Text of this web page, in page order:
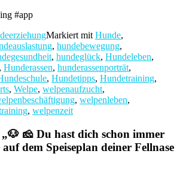
#app
Markiert mit Hunde,
, hundebewegung,
, hundeglück, Hundeleben,
, Hunderassen, hunderassenporträt,
, Hundetipps, Hundetraining,
, Welpe, welpenaufzucht,
, welpenleben,
, welpenzeit
🐶 🧀 Du hast dich schon immer
dem Speiseplan deiner Fellnase